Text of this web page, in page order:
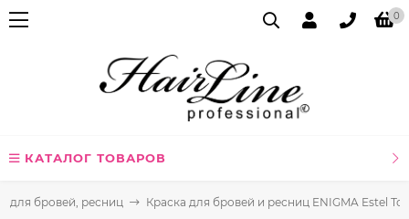
0
КАТАЛОГ ТОВАРОВ
для бровей, ресниц Краска для бровей и ресниц ENIGMA Estel